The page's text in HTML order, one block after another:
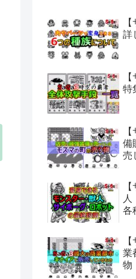
詳
特
備
売
各
業
物